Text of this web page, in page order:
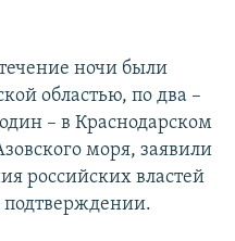
ночи были
областью, по два –
– в Краснодарском
моря, заявили
российских властей